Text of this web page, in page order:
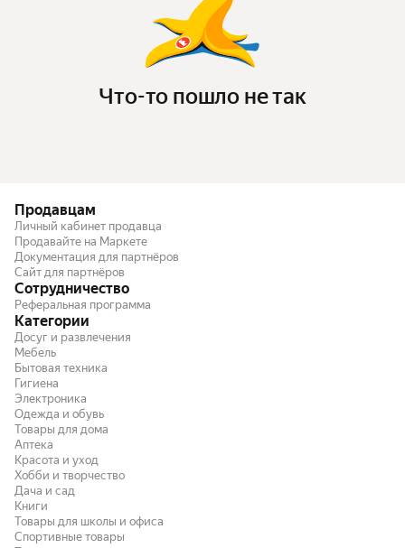
Что-то пошло не так
Продавцам
Личный кабинет продавца
Продавайте на Маркете
Документация для партнёров
Сайт для партнёров
Сотрудничество
Реферальная программа
Категории
Досуг и развлечения
Мебель
Бытовая техника
Гигиена
Электроника
Одежда и обувь
Товары для дома
Аптека
Красота и уход
Хобби и творчество
Дача и сад
Книги
Товары для школы и офиса
Спортивные товары